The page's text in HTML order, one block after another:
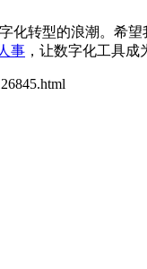
转型的浪潮。希
事 ，让数字化工具成